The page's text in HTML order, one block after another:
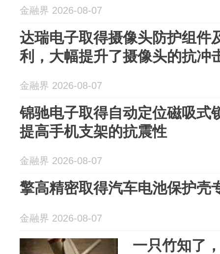
金融界 2026-08-07
达瑞电子取得摄像头防护组件
利，大幅提升了摄像头的抗冲
金融界 2026-08-07
锦驰电子取得自动定位磁吸式
提高手机支架的抗震性
金融界 2026-08-07
擎高精密取得汽车电池保护壳
金融界 2026-08-07
一只竹知了